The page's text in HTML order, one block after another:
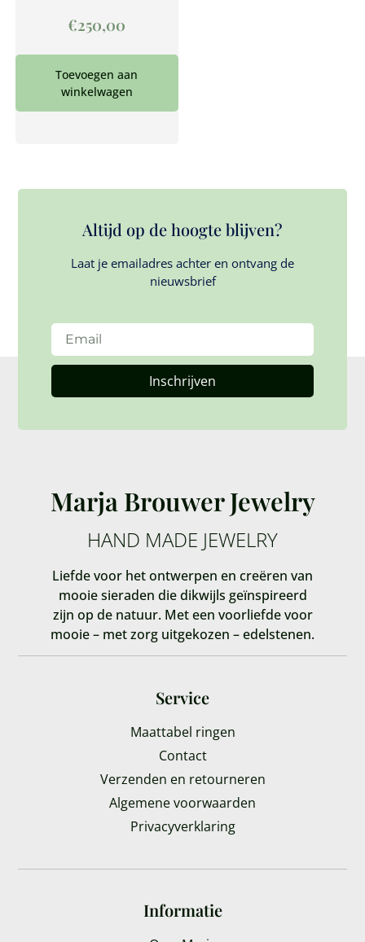
€250,00
Toevoegen aan
winkelwagen
Altijd op de hoogte blijven?
Laat je emailadres achter en ontvang de
nieuwsbrief
Inschrijven
Marja Brouwer Jewelry
HAND MADE JEWELRY
Liefde voor het ontwerpen en creëren van
mooie sieraden die dikwijls geïnspireerd
zijn op de natuur. Met een voorliefde voor
mooie – met zorg uitgekozen – edelstenen.
Service
Maattabel ringen
Contact
Verzenden en retourneren
Algemene voorwaarden
Privacyverklaring
Informatie